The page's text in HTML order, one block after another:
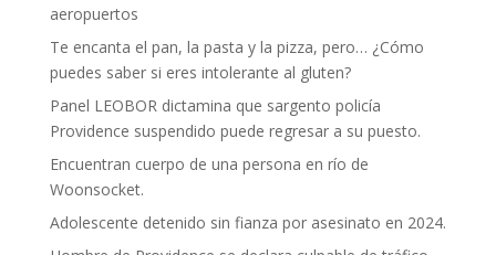
aeropuertos
Te encanta el pan, la pasta y la pizza, pero… ¿Cómo
puedes saber si eres intolerante al gluten?
Panel LEOBOR dictamina que sargento policía
Providence suspendido puede regresar a su puesto.
Encuentran cuerpo de una persona en río de
Woonsocket.
Adolescente detenido sin fianza por asesinato en 2024.